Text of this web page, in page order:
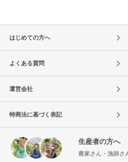
はじめての方へ
よくある質問
運営会社
特商法に基づく表記
生産者の方へ
農家さん・漁師さ